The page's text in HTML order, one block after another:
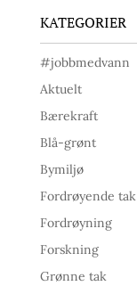
KATEGORIER
#jobbmedvann
Aktuelt
Bærekraft
Blå-grønt
Bymiljø
Fordrøyende tak
Fordrøyning
Forskning
Grønne tak